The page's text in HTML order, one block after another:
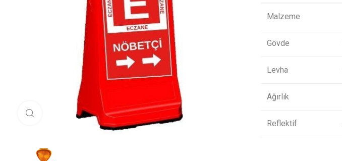
Click to enlarge
Malzeme
Gövde
Levha
Ağırlık
Reflektif